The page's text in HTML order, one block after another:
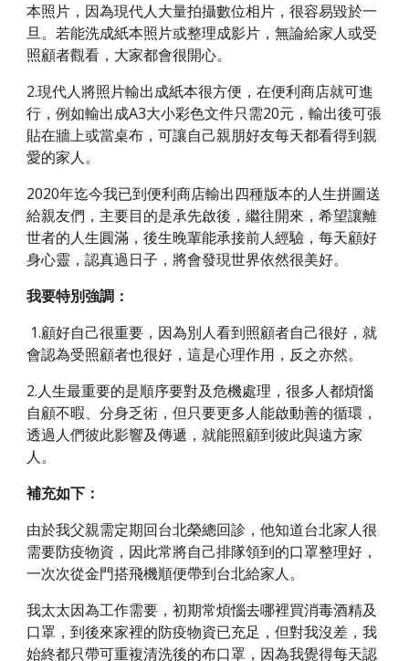
本照片，因為現代人大量拍攝數位相片，很容易毀於一
旦。若能洗成紙本照片或整理成影片，無論給家人或受
照顧者觀看，大家都會很開心。
2.現代人將照片輸出成紙本很方便，在便利商店就可進
行，例如輸出成A3大小彩色文件只需20元，輸出後可張
貼在牆上或當桌布，可讓自己親朋好友每天都看得到親
愛的家人。
2020年迄今我已到便利商店輸出四種版本的人生拼圖送
給親友們，主要目的是承先啟後，繼往開來，希望讓離
世者的人生圓滿，後生晚輩能承接前人經驗，每天顧好
身心靈，認真過日子，將會發現世界依然很美好。
我要特別強調：
會認為受照顧者也很好，這是心理作用，反之亦然。
2.人生最重要的是順序要對及危機處理，很多人都煩惱
自顧不暇、分身乏術，但只要更多人能啟動善的循環，
透過人們彼此影響及傳遞，就能照顧到彼此與遠方家
人。
補充如下：
由於我父親需定期回台北榮總回診，他知道台北家人很
需要防疫物資，因此常將自己排隊領到的口罩整理好，
一次次從金門搭飛機順便帶到台北給家人。
我太太因為工作需要，初期常煩惱去哪裡買消毒酒精及
口罩，到後來家裡的防疫物資已充足，但對我沒差，我
始終都只帶可重複清洗後的布口罩，因為我覺得每天認